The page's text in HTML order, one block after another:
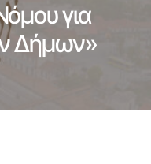
για
Δήμων»